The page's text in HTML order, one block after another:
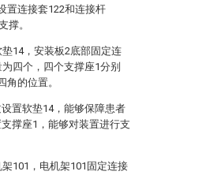
置连接套122和连接杆
撑。
14，安装板2底部固定连
四个，四个支撑座1分别
角的位置。
置软垫14，能够保障患者
撑座1，能够对装置进行支
101，电机架101固定连接